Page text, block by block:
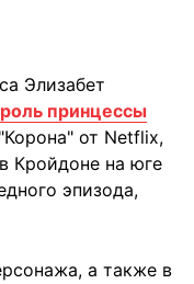
Элизабет
принцессы
от Netflix,
Кройдоне на юге
эпизода,
а также в